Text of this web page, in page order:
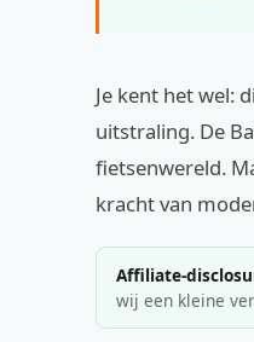
Je kent het wel:
uitstraling. De
fietsenwereld.
kracht van
Affiliate-
wij een kleine